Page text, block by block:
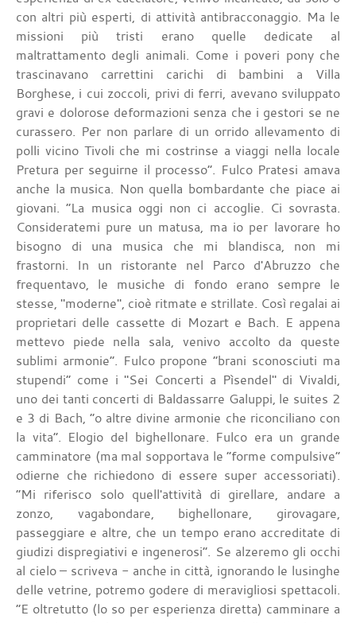
con altri più esperti, di attività antibracconaggio. Ma le
missioni più tristi erano quelle dedicate al
maltrattamento degli animali. Come i poveri pony che
trascinavano carrettini carichi di bambini a Villa
Borghese, i cui zoccoli, privi di ferri, avevano sviluppato
gravi e dolorose deformazioni senza che i gestori se ne
curassero. Per non parlare di un orrido allevamento di
polli vicino Tivoli che mi costrinse a viaggi nella locale
Pretura per seguirne il processo”. Fulco Pratesi amava
anche la musica. Non quella bombardante che piace ai
giovani. “La musica oggi non ci accoglie. Ci sovrasta.
Consideratemi pure un matusa, ma io per lavorare ho
bisogno di una musica che mi blandisca, non mi
frastorni. In un ristorante nel Parco d'Abruzzo che
frequentavo, le musiche di fondo erano sempre le
stesse, "moderne'', cioè ritmate e strillate. Così regalai ai
proprietari delle cassette di Mozart e Bach. E appena
mettevo piede nella sala, venivo accolto da queste
sublimi armonie”. Fulco propone “brani sconosciuti ma
stupendi” come i "Sei Concerti a Pìsendel" di Vivaldi,
uno dei tanti concerti di Baldassarre Galuppi, le suites 2
e 3 di Bach, “o altre divine armonie che riconciliano con
la vita”. Elogio del bighellonare. Fulco era un grande
camminatore (ma mal sopportava le “forme compulsive”
odierne che richiedono di essere super accessoriati).
“Mi riferisco solo quell'attività di girellare, andare a
zonzo, vagabondare, bighellonare, girovagare,
passeggiare e altre, che un tempo erano accreditate di
giudizi dispregiativi e ingenerosi”. Se alzeremo gli occhi
al cielo – scriveva - anche in città, ignorando le lusinghe
delle vetrine, potremo godere di meravigliosi spettacoli.
“E oltretutto (lo so per esperienza diretta) camminare a